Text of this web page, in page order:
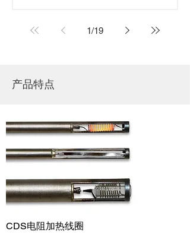
1/19
产品特点
CDS电阻加热线圈